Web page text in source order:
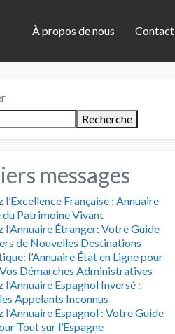
À propos de nous Contact
Recherche
messages
l’Excellence Française : Annuaire
du Patrimoine Vivant
l’Annuaire Étranger: Votre Guide
de Nouvelles Destinations
l’Annuaire État en Ligne pour
Démarches Administratives
l’Annuaire Espagnol Inversé :
Appelants Inconnus
l’Annuaire Espagnol : Votre Guide
Tout sur l’Espagne